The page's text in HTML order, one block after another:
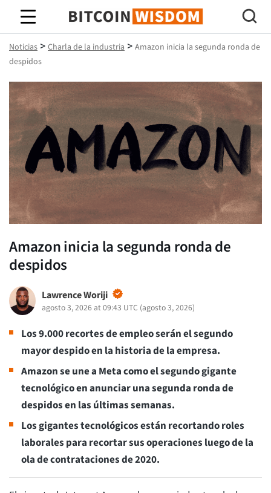
Sabiduría de Bitcoin
Noticias > Charla de la industria > Amazon inicia la segunda ronda de
despidos
Amazon inicia la segunda ronda de
despidos
Lawrence Woriji
agosto 3, 2026 at 09:43 UTC (agosto 3, 2026)
Los 9.000 recortes de empleo serán el segundo
mayor despido en la historia de la empresa.
Amazon se une a Meta como el segundo gigante
tecnológico en anunciar una segunda ronda de
despidos en las últimas semanas.
Los gigantes tecnológicos están recortando roles
laborales para recortar sus operaciones luego de la
ola de contrataciones de 2020.